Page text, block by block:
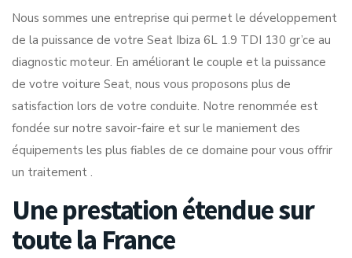
Nous sommes une entreprise qui permet le développement
de la puissance de votre Seat Ibiza 6L 1.9 TDI 130 gr’ce au
diagnostic moteur. En améliorant le couple et la puissance
de votre voiture Seat, nous vous proposons plus de
satisfaction lors de votre conduite. Notre renommée est
fondée sur notre savoir-faire et sur le maniement des
équipements les plus fiables de ce domaine pour vous offrir
un traitement .
Une prestation étendue sur
toute la France